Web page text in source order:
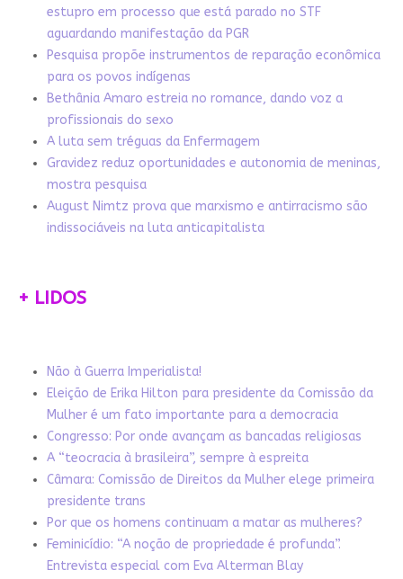
estupro em processo que está parado no STF
aguardando manifestação da PGR
Pesquisa propõe instrumentos de reparação econômica
para os povos indígenas
Bethânia Amaro estreia no romance, dando voz a
profissionais do sexo
A luta sem tréguas da Enfermagem
Gravidez reduz oportunidades e autonomia de meninas,
mostra pesquisa
August Nimtz prova que marxismo e antirracismo são
indissociáveis na luta anticapitalista
+ LIDOS
Não à Guerra Imperialista!
Eleição de Erika Hilton para presidente da Comissão da
Mulher é um fato importante para a democracia
Congresso: Por onde avançam as bancadas religiosas
A “teocracia à brasileira”, sempre à espreita
Câmara: Comissão de Direitos da Mulher elege primeira
presidente trans
Por que os homens continuam a matar as mulheres?
Feminicídio: “A noção de propriedade é profunda”.
Entrevista especial com Eva Alterman Blay